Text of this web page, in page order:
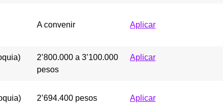
A convenir Aplicar
2’800.000 a 3’100.000
pesos
Aplicar
2’694.400 pesos Aplicar